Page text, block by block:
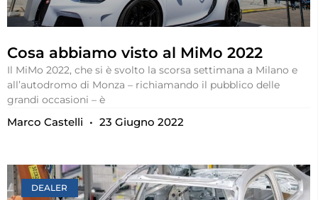
Cosa abbiamo visto al MiMo 2022
Il MiMo 2022, che si è svolto la scorsa settimana a Milano e
all’autodromo di Monza – richiamando il pubblico delle
grandi occasioni – è
Marco Castelli 23 Giugno 2022
DEALER